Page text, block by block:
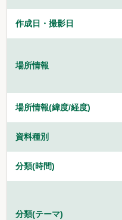
作成日・撮影日
場所情報
場所情報(緯度/経度)
資料種別
分類(時間)
分類(テーマ)